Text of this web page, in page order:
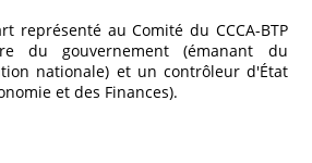
représenté au Comité du CCCA-BTP
du gouvernement (émanant du
nationale) et un contrôleur d'État
et des Finances).